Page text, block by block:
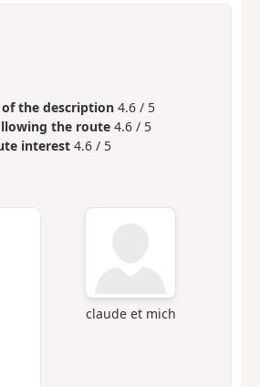
the description 4.6 / 5
the route 4.6 / 5
interest 4.6 / 5
claude et mich